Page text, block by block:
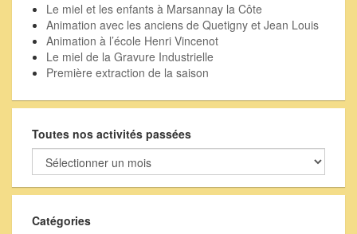
Le miel et les enfants à Marsannay la Côte
Animation avec les anciens de Quetigny et Jean Louis
Animation à l’école Henri Vincenot
Le miel de la Gravure Industrielle
Première extraction de la saison
Toutes nos activités passées
Toutes
nos
activités
Catégories